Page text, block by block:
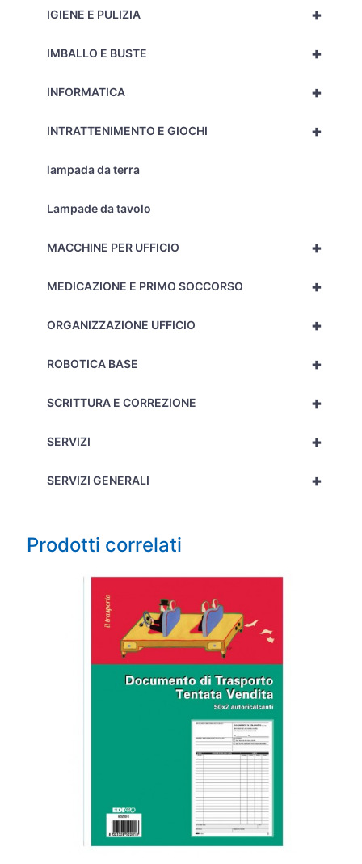
+
IGIENE E PULIZIA
+
IMBALLO E BUSTE
+
INFORMATICA
+
INTRATTENIMENTO E GIOCHI
lampada da terra
Lampade da tavolo
+
MACCHINE PER UFFICIO
+
MEDICAZIONE E PRIMO SOCCORSO
+
ORGANIZZAZIONE UFFICIO
+
ROBOTICA BASE
+
SCRITTURA E CORREZIONE
+
SERVIZI
+
SERVIZI GENERALI
Prodotti correlati